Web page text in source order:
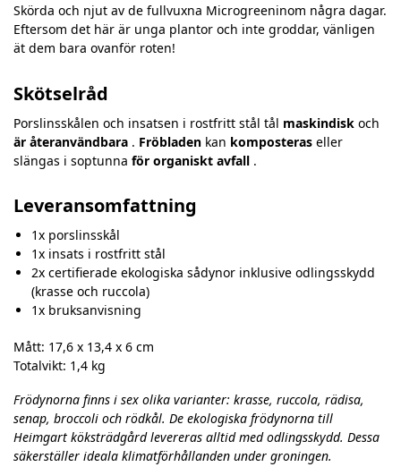
Skörda och njut av de fullvuxna Microgreeninom några dagar.
Eftersom det här är unga plantor och inte groddar, vänligen
ät dem bara ovanför roten!
Skötselråd
Porslinsskålen och insatsen i rostfritt stål tål maskindisk och
är återanvändbara . Fröbladen kan komposteras eller
slängas i soptunna för organiskt avfall .
Leveransomfattning
1x porslinsskål
1x insats i rostfritt stål
2x certifierade ekologiska sådynor inklusive odlingsskydd
(krasse och ruccola)
1x bruksanvisning
Mått: 17,6 x 13,4 x 6 cm
Totalvikt: 1,4 kg
Frödynorna finns i sex olika varianter: krasse, ruccola, rädisa,
senap, broccoli och rödkål. De ekologiska frödynorna till
Heimgart köksträdgård levereras alltid med odlingsskydd. Dessa
säkerställer ideala klimatförhållanden under groningen.